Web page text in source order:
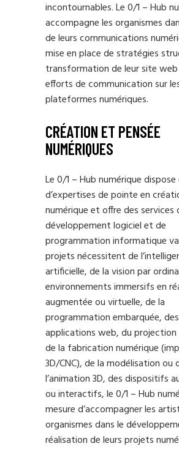
incontournables. Le 0/1 – Hub
accompagne les organismes
de leurs communications
mise en place de stratégies
transformation de leur site
efforts de communication sur
plateformes numériques.
CRÉATION ET PENSÉE
NUMÉRIQUES
Le 0/1 – Hub numérique dispose
d’expertises de pointe en
numérique et offre des services
développement logiciel et de
programmation informatique
projets nécessitent de
artificielle, de la vision par
environnements immersifs en
augmentée ou virtuelle, de la
programmation embarquée, des
applications web, du projection
de la fabrication numérique
3D/CNC), de la modélisation ou
l’animation 3D, des dispositifs
ou interactifs, le 0/1 – Hub
mesure d’accompagner les
organismes dans le
réalisation de leurs projets